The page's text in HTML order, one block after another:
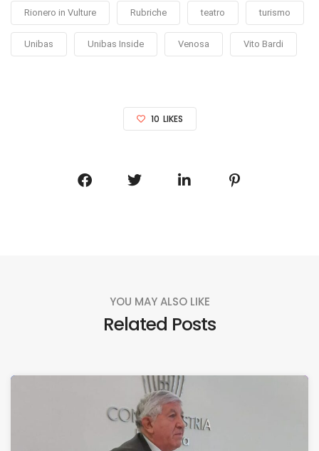
Rionero in Vulture Rubriche teatro turismo
Unibas Unibas Inside Venosa Vito Bardi
10 LIKES
YOU MAY ALSO LIKE
Related Posts